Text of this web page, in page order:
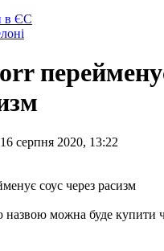
в ЄС
серпня 2020, 13:22
можна буде купити